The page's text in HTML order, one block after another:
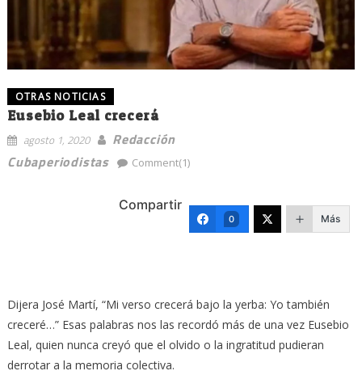
OTRAS NOTICIAS
Eusebio Leal crecerá
agosto 1, 2020
Redacción
Cubaperiodistas
Comment(1)
Compartir
0 Más
Dijera José Martí, “Mi verso crecerá bajo la yerba: Yo también
creceré…” Esas palabras nos las recordó más de una vez Eusebio
Leal, quien nunca creyó que el olvido o la ingratitud pudieran
derrotar a la memoria colectiva.